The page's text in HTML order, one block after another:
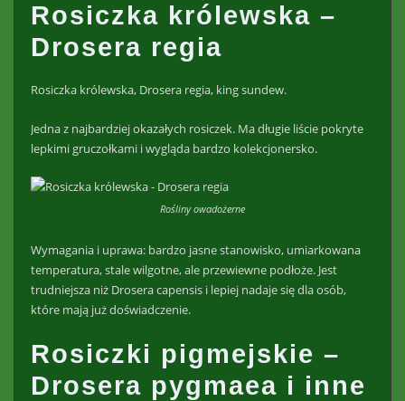
Rosiczka królewska –
Drosera regia
Rosiczka królewska, Drosera regia, king sundew.
Jedna z najbardziej okazałych rosiczek. Ma długie liście pokryte
lepkimi gruczołkami i wygląda bardzo kolekcjonersko.
Rośliny owadożerne
Wymagania i uprawa: bardzo jasne stanowisko, umiarkowana
temperatura, stale wilgotne, ale przewiewne podłoże. Jest
trudniejsza niż Drosera capensis i lepiej nadaje się dla osób,
które mają już doświadczenie.
Rosiczki pigmejskie –
Drosera pygmaea i inne